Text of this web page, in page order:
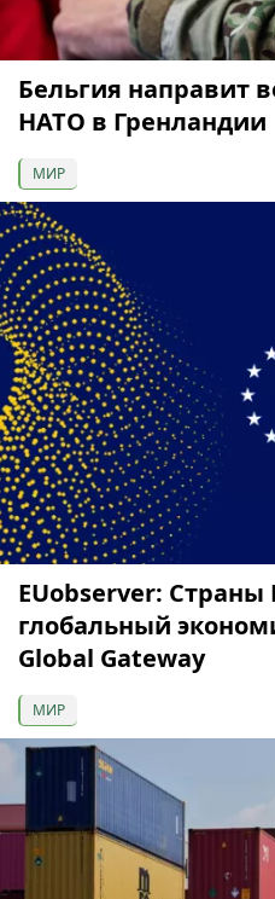
Бельгия направит
НАТО в Гренландии
МИР
EUobserver:
глобальный
Global Gateway
МИР